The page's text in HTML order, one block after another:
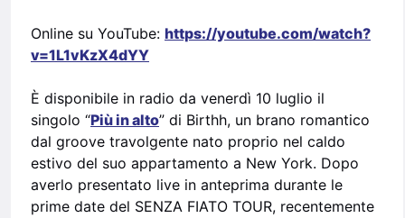
Online su YouTube: https://youtube.com/watch?
v=1L1vKzX4dYY
È disponibile in radio da venerdì 10 luglio il
singolo “Più in alto” di Birthh, un brano romantico
dal groove travolgente nato proprio nel caldo
estivo del suo appartamento a New York. Dopo
averlo presentato live in anteprima durante le
prime date del SENZA FIATO TOUR, recentemente